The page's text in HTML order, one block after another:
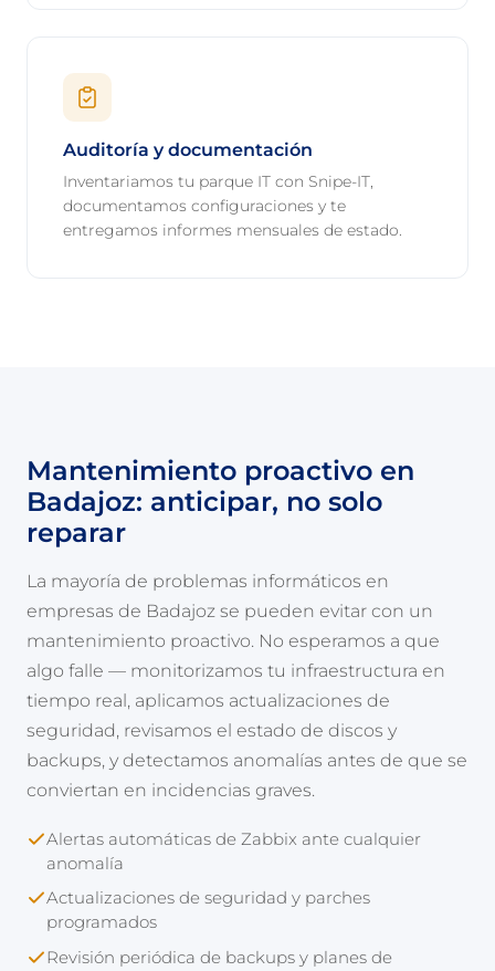
Auditoría y documentación
Inventariamos tu parque IT con Snipe-IT,
documentamos configuraciones y te
entregamos informes mensuales de estado.
Mantenimiento proactivo en
Badajoz: anticipar, no solo
reparar
La mayoría de problemas informáticos en
empresas de Badajoz se pueden evitar con un
mantenimiento proactivo. No esperamos a que
algo falle — monitorizamos tu infraestructura en
tiempo real, aplicamos actualizaciones de
seguridad, revisamos el estado de discos y
backups, y detectamos anomalías antes de que se
conviertan en incidencias graves.
Alertas automáticas de Zabbix ante cualquier
anomalía
Actualizaciones de seguridad y parches
programados
Revisión periódica de backups y planes de